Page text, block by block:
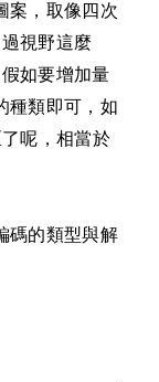
案，取像四次
視野這麼
如要增加量
種類即可，如
呢，相當於
碼的類型與解